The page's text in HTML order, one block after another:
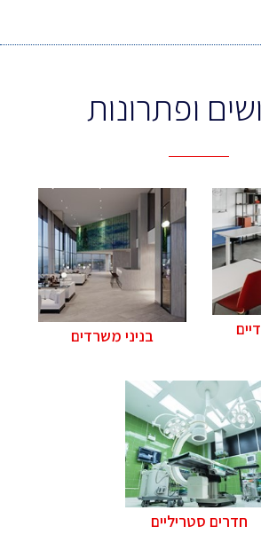
ופתרונות
בניני משרדים
חדרים סטריליים